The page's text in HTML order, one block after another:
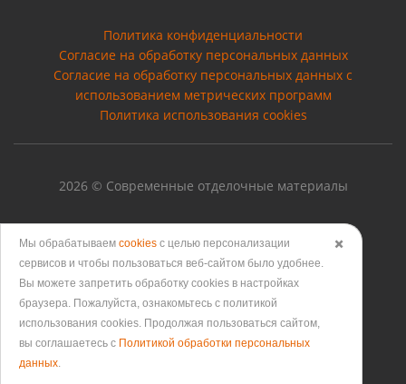
Политика конфиденциальности
Согласие на обработку персональных данных
Cогласие на обработку персональных данных с
использованием метрических программ
Политика использования cookies
2026 © Современные отделочные материалы
Версия для печати
✖️
Мы обрабатываем cookies с целью персонализации
сервисов и чтобы пользоваться веб-сайтом было удобнее.
Вы можете запретить обработку сookies в настройках
браузера. Пожалуйста, ознакомьтесь с политикой
использования cookies. Продолжая пользоваться сайтом,
вы соглашаетесь с Политикой обработки персональных
данных.